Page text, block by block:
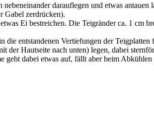
darauflegen und etwas antauen
Gabel zerdrücken).
Ei bestreichen. Die Teigränder ca. 1 cm
entstandenen Vertiefungen der Teigplatten
der Hautseite nach unten) legen, dabei
dabei etwas auf, fällt aber beim